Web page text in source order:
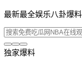
最新最全娱乐八卦爆
独家爆料